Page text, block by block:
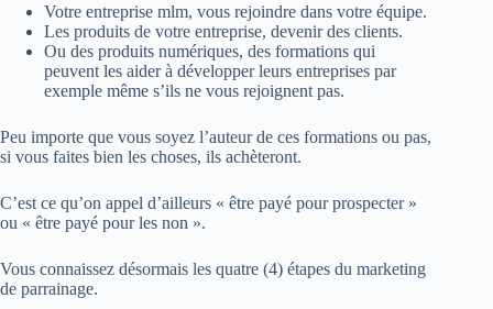
Votre entreprise mlm, vous rejoindre dans votre équipe.
Les produits de votre entreprise, devenir des clients.
Ou des produits numériques, des formations qui
peuvent les aider à développer leurs entreprises par
exemple même s’ils ne vous rejoignent pas.
Peu importe que vous soyez l’auteur de ces formations ou pas,
si vous faites bien les choses, ils achèteront.
C’est ce qu’on appel d’ailleurs « être payé pour prospecter »
ou « être payé pour les non ».
Vous connaissez désormais les quatre (4) étapes du marketing
de parrainage.